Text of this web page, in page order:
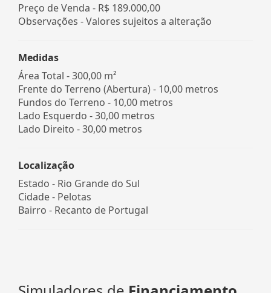
Preço de Venda - R$ 189.000,00
Observações - Valores sujeitos a alteração
Medidas
Área Total - 300,00 m²
Frente do Terreno (Abertura) - 10,00 metros
Fundos do Terreno - 10,00 metros
Lado Esquerdo - 30,00 metros
Lado Direito - 30,00 metros
Localização
Estado - Rio Grande do Sul
Cidade - Pelotas
Bairro - Recanto de Portugal